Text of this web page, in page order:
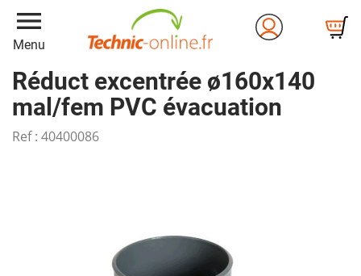
menu
Menu
Réduct excentrée ø160x140
mal/fem PVC évacuation
Ref : 40400086